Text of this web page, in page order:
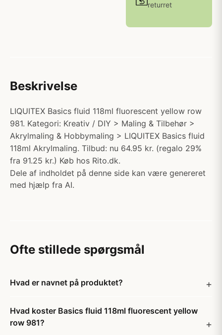
returret
Beskrivelse
LIQUITEX Basics fluid 118ml fluorescent yellow row
981. Kategori: Kreativ / DIY > Maling & Tilbehør >
Akrylmaling & Hobbymaling > LIQUITEX Basics fluid
118ml Akrylmaling. Tilbud: nu 64.95 kr. (regalo 29%
fra 91.25 kr.) Køb hos Rito.dk.
Dele af indholdet på denne side kan være genereret
med hjælp fra AI.
Ofte stillede spørgsmål
Hvad er navnet på produktet?
Hvad koster Basics fluid 118ml fluorescent yellow
row 981?